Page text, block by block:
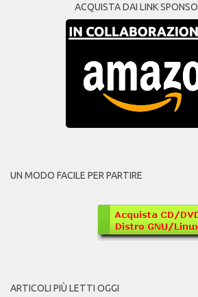
ACQUISTA DAI LINK
UN MODO FACILE PER PARTIRE
ARTICOLI PIÙ LETTI OGGI